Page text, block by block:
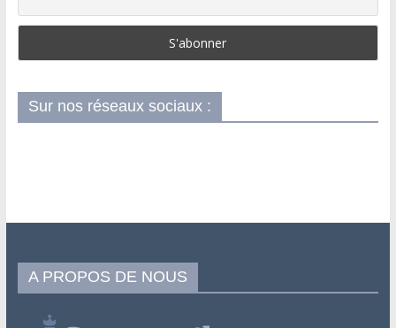
Sur nos réseaux sociaux :
A PROPOS DE NOUS